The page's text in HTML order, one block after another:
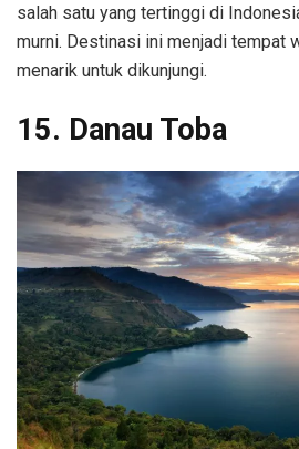
salah satu yang tertinggi di
murni. Destinasi ini menjadi tempat
menarik untuk dikunjungi.
15. Danau Toba